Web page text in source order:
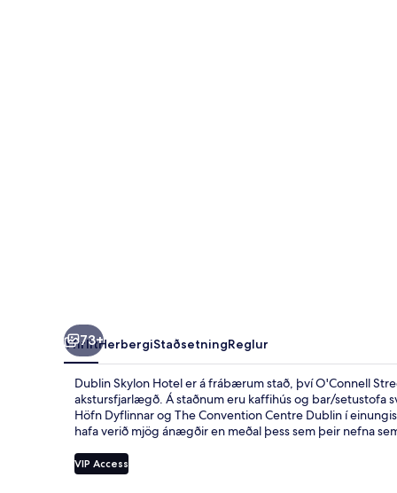
73+
YfirlitHerbergiStaðsetningReglur
Dublin Skylon Hotel er á frábærum stað, því O'Connell
akstursfjarlægð. Á staðnum eru kaffihús og bar/setustofa
Höfn Dyflinnar og The Convention Centre Dublin í
hafa verið mjög ánægðir en meðal þess sem þeir nefna
VIP Access